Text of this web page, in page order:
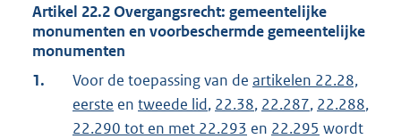
Artikel 22.2Overgangsrecht: gemeentelijke
monumenten en voorbeschermde gemeentelijke
monumenten
1.
Voor de toepassing van de artikelen 22.28,
eerste en tweede lid, 22.38, 22.287, 22.288,
22.290 tot en met 22.293 en 22.295 wordt